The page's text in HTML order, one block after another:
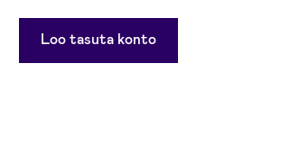
Loo tasuta konto